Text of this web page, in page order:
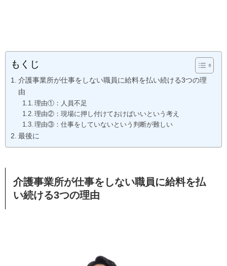
もくじ
介護事業所が仕事をしない職員に給料を払い続ける3つの理
由
理由①：人員不足
理由②：現場に押し付けておけばいいという考え
理由③：仕事をしていないという判断が難しい
最後に
介護事業所が仕事をしない職員に給料を払
い続ける3つの理由